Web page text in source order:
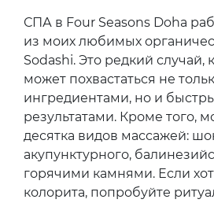
СПА в Four Seasons Doha
из моих любимых
Sodashi. Это редкий случай,
может похвастаться не
ингредиентами, но и
результатами. Кроме того,
десятка видов массажей:
акупунктурного,
горячими камнями. Если
колорита, попробуйте